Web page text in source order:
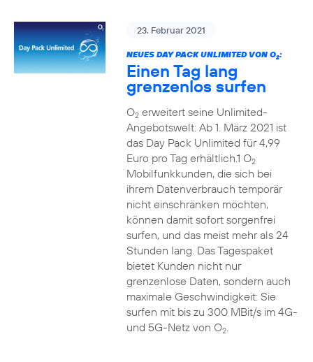
23. Februar 2021
NEUES DAY PACK UNLIMITED VON O2:
Einen Tag lang
grenzenlos surfen
O2erweitert seine Unlimited-
Angebotswelt: Ab 1. März 2021 ist
das Day Pack Unlimited für 4,99
Euro pro Tag erhältlich.1 O2
Mobilfunkkunden, die sich bei
ihrem Datenverbrauch temporär
nicht einschränken möchten,
können damit sofort sorgenfrei
surfen, und das meist mehr als 24
Stunden lang. Das Tagespaket
bietet Kunden nicht nur
grenzenlose Daten, sondern auch
maximale Geschwindigkeit: Sie
surfen mit bis zu 300 MBit/s im 4G-
und 5G-Netz von O2.